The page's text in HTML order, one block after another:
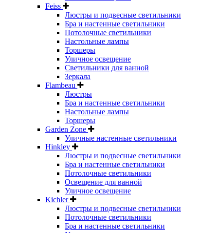
Feiss
Люстры и подвесные светильники
Бра и настенные светильники
Потолочные светильники
Настольные лампы
Торшеры
Уличное освещение
Светильники для ванной
Зеркала
Flambeau
Люстры
Бра и настенные светильники
Настольные лампы
Торшеры
Garden Zone
Уличные настенные светильники
Hinkley
Люстры и подвесные светильники
Бра и настенные светильники
Потолочные светильники
Освещение для ванной
Уличное освещение
Kichler
Люстры и подвесные светильники
Потолочные светильники
Бра и настенные светильники